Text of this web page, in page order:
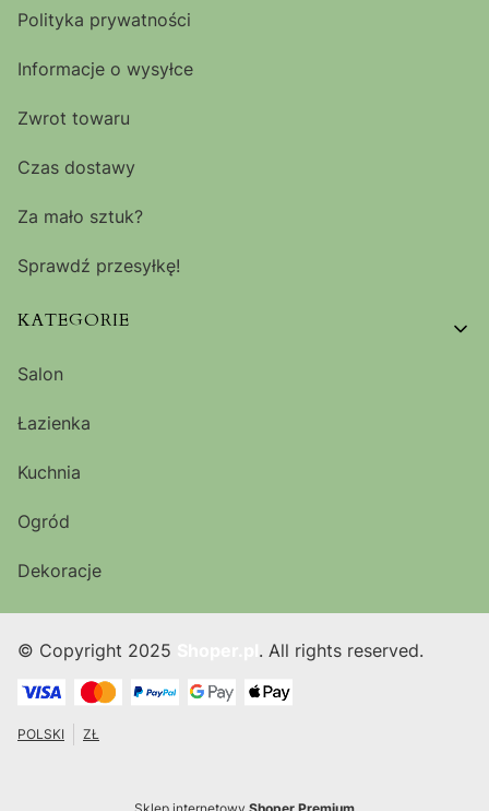
Polityka prywatności
Informacje o wysyłce
Zwrot towaru
Czas dostawy
Za mało sztuk?
Sprawdź przesyłkę!
KATEGORIE
Salon
Łazienka
Kuchnia
Ogród
Dekoracje
© Copyright 2025 . All rights reserved.
POLSKI ZŁ